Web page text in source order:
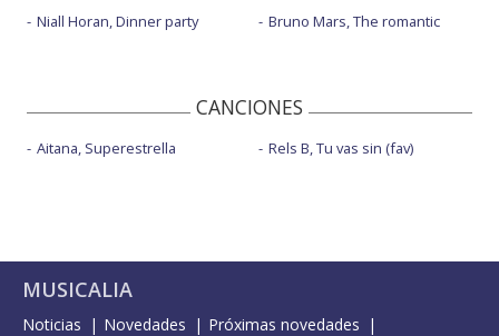
Niall Horan, Dinner party
Bruno Mars, The romantic
CANCIONES
Aitana, Superestrella Rels B, Tu vas sin (fav)
MUSICALIA
Noticias Novedades
Próximas novedades